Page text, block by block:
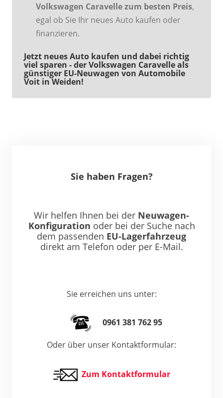
Volkswagen Caravelle zum besten Preis,
egal ob Sie Ihr neues Auto kaufen oder
finanzieren.
Jetzt neues Auto kaufen und dabei richtig
viel sparen - der Volkswagen Caravelle als
günstiger EU-Neuwagen von Automobile
Voit in Weiden!
Sie haben Fragen?
Wir helfen Ihnen bei der Neuwagen-
Konfiguration oder bei der Suche nach
dem passenden EU-Lagerfahrzeug
direkt am Telefon oder per E-Mail.
Sie erreichen uns unter:
0961 381 762 95
Oder über unser Kontaktformular:
Zum Kontaktformular